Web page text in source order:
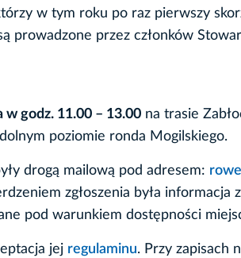
w tym roku po raz pierwszy
prowadzone przez członków
w godz. 11.00 – 13.00 na trasie
poziomie ronda Mogilskiego.
drogą mailową pod adresem:
zgłoszenia była informacja
pod warunkiem dostępności
jej regulaminu. Przy zapisach